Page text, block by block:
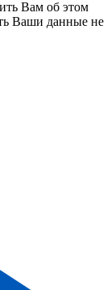
Вам об этом
Ваши данные не